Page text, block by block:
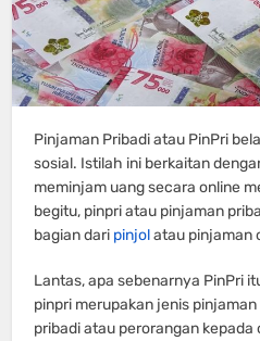
Pinjaman Pribadi atau PinPri
sosial. Istilah ini berkaitan
meminjam uang secara online
begitu, pinpri atau pinjaman
bagian dari pinjolatau pinjaman
Lantas, apa sebenarnya PinPri
pinpri merupakan jenis
pribadi atau perorangan kepada